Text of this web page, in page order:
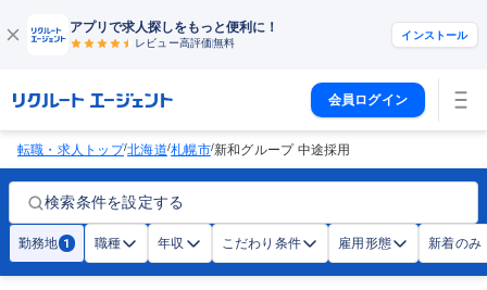
アプリで求人探しをもっと便利に！
レビュー高評価無料
インストール
会員ログイン
転職・求人トップ/北海道/札幌市/新和グループ 中途採用
検索条件を設定する
勤務地 1 職種 年収 こだわり条件 雇用形態 新着のみ